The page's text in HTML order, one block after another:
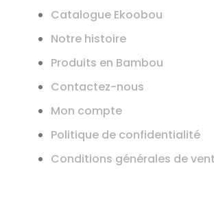
Catalogue Ekoobou
Notre histoire
Produits en Bambou
Contactez-nous
Mon compte
Politique de confidentialité
Conditions générales de